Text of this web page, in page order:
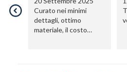
Curato nei minimi
dettagli, ottimo
materiale, il costo